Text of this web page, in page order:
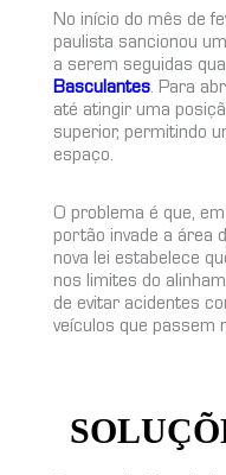
No início do mês de
paulista sancionou
a serem seguidas
Basculantes. Para
até atingir uma
superior, permitindo
espaço.
O problema é que,
portão invade a área
nova lei estabelece
nos limites do
de evitar acidentes
veículos que passem